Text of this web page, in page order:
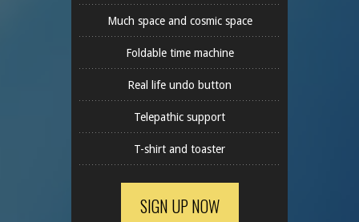
Much space and cosmic space
Foldable time machine
Real life undo button
Telepathic support
T-shirt and toaster
SIGN UP NOW